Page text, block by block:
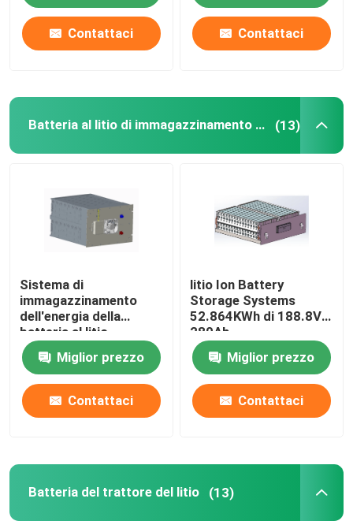
Batteria al litio del carrello elevatore
Batteria del trattore del litio
Batteria del caricatore
Escavatore Battery
Batteria al litio del carretto di golf
Batteria al litio della falciatrice da giardino
Batteria al litio del trapano elettrico
Contattaci Contattaci
Batteria al litio di immagazzinamento dell'energia (13)
Sistema di
immagazzinamento
dell'energia della
batteria al litio
51.2V280Ah
14.336KWh di
immagazzinamento
dell'energia 16S1P
Miglior prezzo
Contattaci
litio Ion Battery
Storage Systems
52.864KWh di 188.8V
280Ah
Miglior prezzo
Contattaci
Batteria del trattore del litio (13)